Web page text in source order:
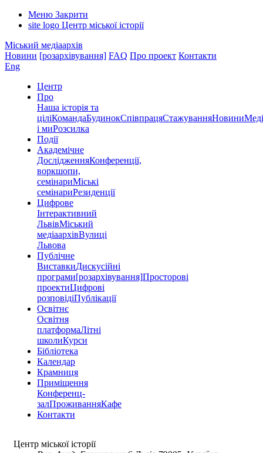
Меню Закрити
site logo Центр міської історії
Міський медіаархів
Новини [розархівування] FAQ Про проект Контакти
Eng
Центр
Про
Наша історія та
ціліКомандаБудинокСпівпрацяСтажуванняНовини
і миРозсилка
Події
Академічне
ДослідженняКонференції,
воркшопи,
семінариМіські
семінариРезиденції
Цифрове
Інтерактивний
ЛьвівМіський
медіаархівВулиці
Львова
Публічне
ВиставкиДискусійні
програми[розархівування]Просторові
проектиЦифрові
розповідіПублікації
Освітнє
Освітня
платформаЛітні
школиКурси
Бібліотека
Календар
Крамниця
Приміщення
Конференц-
залПроживанняКафе
Контакти
Центр міської історії